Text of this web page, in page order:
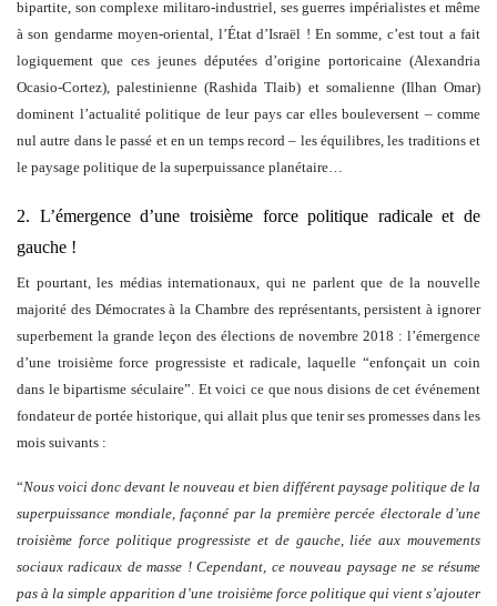
bipartite, son complexe militaro-industriel, ses guerres impérialistes et même
à son gendarme moyen-oriental, l’État d’Israël ! En somme, c’est tout a fait
logiquement que ces jeunes députées d’origine portoricaine (Alexandria
Ocasio-Cortez), palestinienne (Rashida Tlaib) et somalienne (Ilhan Omar)
dominent l’actualité politique de leur pays car elles bouleversent – comme
nul autre dans le passé et en un temps record – les équilibres, les traditions et
le paysage politique de la superpuissance planétaire…
2. L’émergence d’une troisième force politique radicale et de
gauche !
Et pourtant, les médias internationaux, qui ne parlent que de la nouvelle
majorité des Démocrates à la Chambre des représentants, persistent à ignorer
superbement la grande leçon des élections de novembre 2018 : l’émergence
d’une troisième force progressiste et radicale, laquelle “enfonçait un coin
dans le bipartisme séculaire”. Et voici ce que nous disions de cet événement
fondateur de portée historique, qui allait plus que tenir ses promesses dans les
mois suivants :
“Nous voici donc devant le nouveau et bien différent paysage politique de la
superpuissance mondiale, façonné par la première percée électorale d’une
troisième force politique progressiste et de gauche, liée aux mouvements
sociaux radicaux de masse !Cependant, ce nouveau paysage ne se résume
pas à la simple apparition d’une troisième force politique qui vient s’ajouter